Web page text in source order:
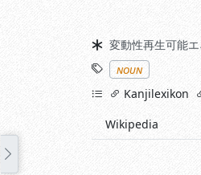
Synonyme
変動性再生可能
Stichworte
noun
linksKanjilexikon
Wikipedia